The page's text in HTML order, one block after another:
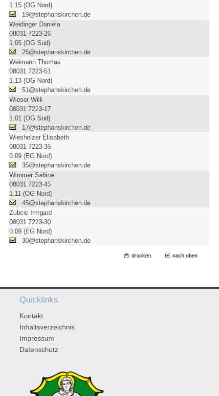
1.15 (OG Nord)
19@stephanskirchen.de
Weidinger Daniela
08031 7223-26
1.05 (OG Süd)
26@stephanskirchen.de
Weimann Thomas
08031 7223-51
1.13 (OG Nord)
51@stephanskirchen.de
Wieser Willi
08031 7223-17
1.01 (OG Süd)
17@stephanskirchen.de
Wiesholzer Elisabeth
08031 7223-35
0.09 (EG Nord)
35@stephanskirchen.de
Wimmer Sabine
08031 7223-45
1.11 (OG Nord)
45@stephanskirchen.de
Zubcic Irmgard
08031 7223-30
0.09 (EG Nord)
30@stephanskirchen.de
drucken nach oben
Quicklinks
Kontakt
Inhaltsverzeichnis
Impressum
Datenschutz